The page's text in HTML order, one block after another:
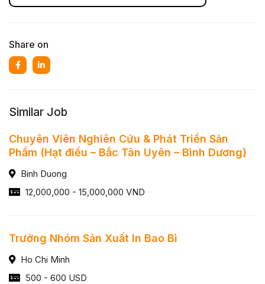
Share on
Similar Job
Chuyên Viên Nghiên Cứu & Phát Triển Sản
Phẩm (Hạt điều – Bắc Tân Uyên – Bình Dương)
Binh Duong
12,000,000 - 15,000,000 VND
Trưởng Nhóm Sản Xuất In Bao Bì
Ho Chi Minh
500 - 600 USD